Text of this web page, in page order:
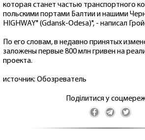
которая станет частью транспортного
польскими портами Балтии и нашими
HIGHWAY" (Gdansk-Odesa)", - написал
По его словам, в недавно принятых
заложены первые 800 млн гривен на
проекта.
источник: Обозреватель
Поділитися у